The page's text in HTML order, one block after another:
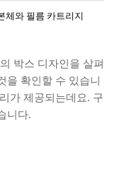
체와 필름 카트리지
박스 디자인을 살펴
을 확인할 수 있습니
가 제공되는데요. 구
니다.